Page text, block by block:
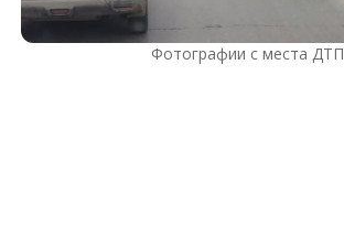
Фотографии с места ДТП